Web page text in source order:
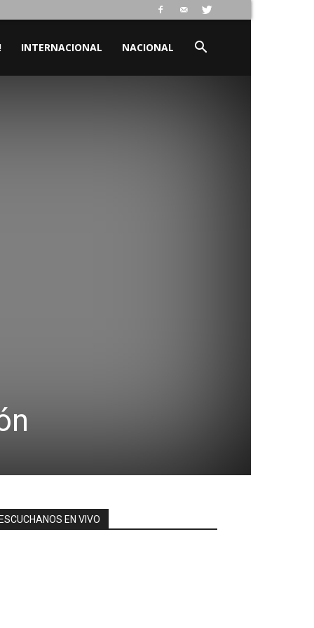
INTERNACIONAL NACIONAL
ESCUCHANOS EN VIVO